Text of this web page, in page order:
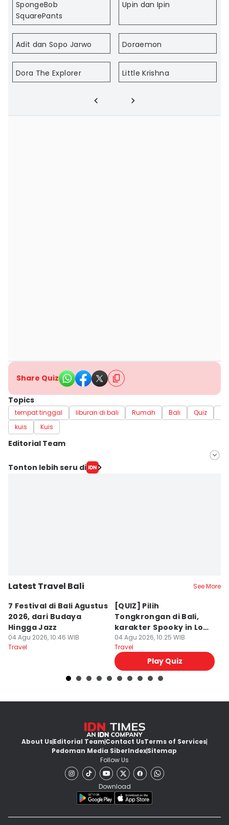
SpongeBob
SquarePants
Upin dan Ipin
Adit dan Sopo Jarwo Doraemon
Dora The Explorer Little Krishna
Share Quiz
Topics
tempat tinggal liburan di bali Rumah Bali Quiz
kuis
Kuis
Editorial Team
Editor
Tonton lebih seru di
Latest Travel Bali See More
7 Festival di Bali Agustus
2026, dari Budaya
Hingga Jazz
04 Agu 2026, 10:46 WIB
Travel
[QUIZ] Pilih
Tongkrongan di Bali,
karakter Spooky in Love
Ini Mirip Kamu
04 Agu 2026, 10:25 WIB
Travel
Play Quiz
About UsEditorial TeamContact UsTerms of Services
Pedoman Media SiberIndexSitemap
Follow Us
Download